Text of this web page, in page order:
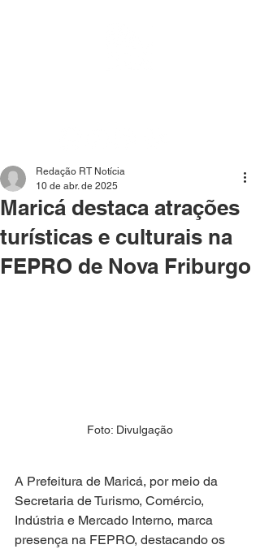
Maricá destaca atrações
turísticas e culturais na
FEPRO de Nova Friburgo
Redação RT Notícia
10 de abr. de 2025
Foto: Divulgação
A Prefeitura de Maricá, por meio da
Secretaria de Turismo, Comércio,
Indústria e Mercado Interno, marca
presença na FEPRO, destacando os